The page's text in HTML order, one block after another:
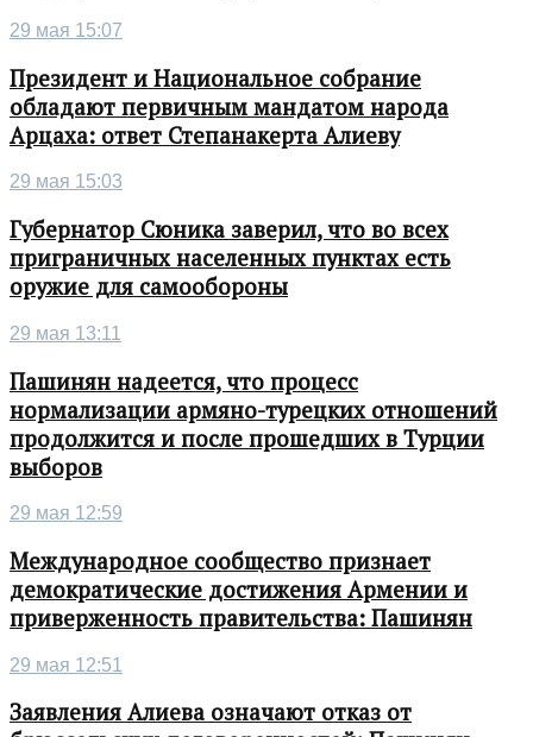
29 мая 15:07
Президент и Национальное собрание
обладают первичным мандатом народа
Арцаха: ответ Степанакерта Алиеву
29 мая 15:03
Губернатор Сюника заверил, что во всех
приграничных населенных пунктах есть
оружие для самообороны
29 мая 13:11
Пашинян надеется, что процесс
нормализации армяно-турецких отношений
продолжится и после прошедших в Турции
выборов
29 мая 12:59
Международное сообщество признает
демократические достижения Армении и
приверженность правительства: Пашинян
29 мая 12:51
Заявления Алиева означают отказ от